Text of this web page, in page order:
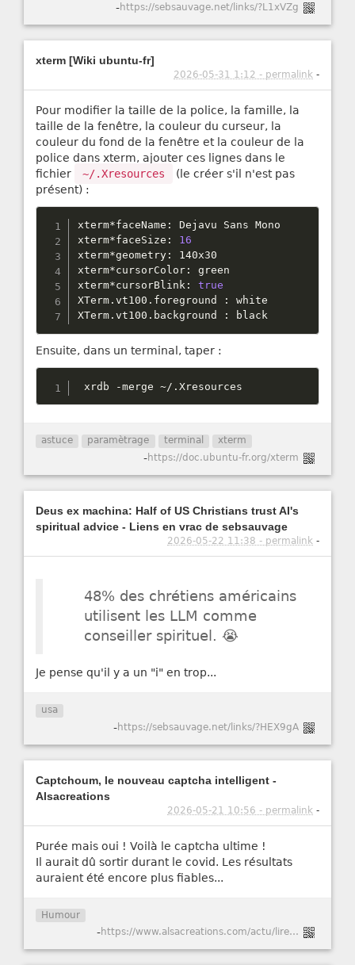
-https://sebsauvage.net/links/?L1xVZg
xterm [Wiki ubuntu-fr]
2026-05-31 1:12 - permalink -
Pour modifier la taille de la police, la famille, la
taille de la fenêtre, la couleur du curseur, la
couleur du fond de la fenêtre et la couleur de la
police dans xterm, ajouter ces lignes dans le
fichier
~/.Xresources
(le créer s'il n'est pas
présent) :
xterm*faceName :
Dejavu Sans Mono
xterm*faceSize :
16
xterm*geometry :
140x30
xterm*cursorColor :
green
xterm*cursorBlink :
true
XTerm .vt100 . foreground :
white
XTerm .vt100 . background : black
Ensuite, dans un terminal, taper :
xrdb -merge ~/ .Xresources
astuce paramètrage terminal xterm
-https://doc.ubuntu-fr.org/xterm
Deus ex machina: Half of US Christians trust AI's
spiritual advice - Liens en vrac de sebsauvage
2026-05-22 11:38 - permalink -
48% des chrétiens américains
utilisent les LLM comme
conseiller spirituel. 😭
Je pense qu'il y a un "i" en trop...
usa
-https://sebsauvage.net/links/?HEX9gA
Captchoum, le nouveau captcha intelligent -
Alsacreations
2026-05-21 10:56 - permalink -
Purée mais oui ! Voilà le captcha ultime !
Il aurait dû sortir durant le covid. Les résultats
auraient été encore plus fiables...
Humour
- https://www.alsacreations.com/actu/lire/1984-Captchoum-le-nouveau-captcha-intelligent.html